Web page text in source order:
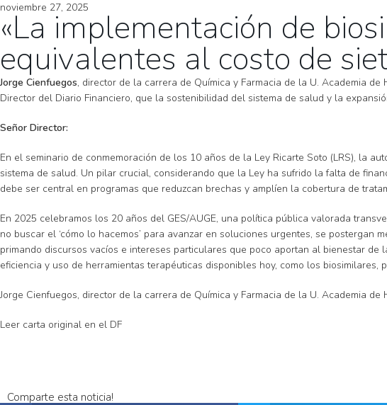
noviembre 27, 2025
«La implementación de
equivalentes al costo de
Jorge Cienfuegos, director de la carrera de Química y Farmacia de la U. Academia
Director del Diario Financiero, que la sostenibilidad del sistema de salud y la
Señor Director:
En el seminario de conmemoración de los 10 años de la Ley Ricarte Soto (LRS), la
sistema de salud. Un pilar crucial, considerando que la Ley ha sufrido la falta de
debe ser central en programas que reduzcan brechas y amplíen la cobertura de
En 2025 celebramos los 20 años del GES/AUGE, una política pública valorada
no buscar el ‘cómo lo hacemos’ para avanzar en soluciones urgentes, se
primando discursos vacíos e intereses particulares que poco aportan al bienestar
eficiencia y uso de herramientas terapéuticas disponibles hoy, como los
Jorge Cienfuegos, director de la carrera de Química y Farmacia de la U. Academia
Leer carta original en el DF
Comparte esta noticia!